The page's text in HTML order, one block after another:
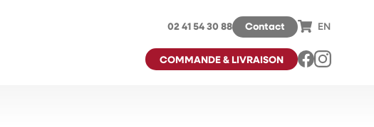
02 41 54 30 88 Contact
COMMANDE & LIVRAISON
EN